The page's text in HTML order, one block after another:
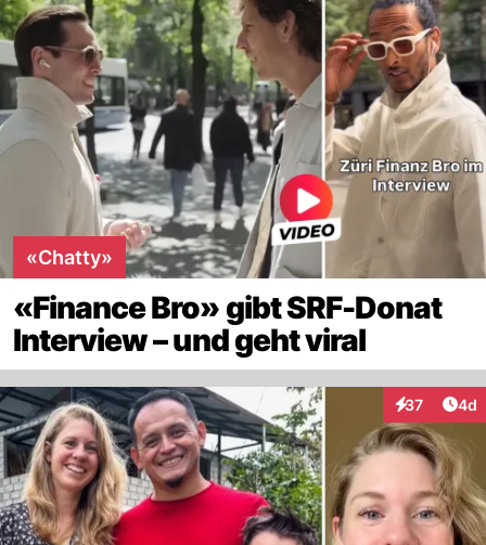
«Chatty»
«Finance Bro» gibt SRF-Donat
Interview – und geht viral
37
Interaktionen
4d